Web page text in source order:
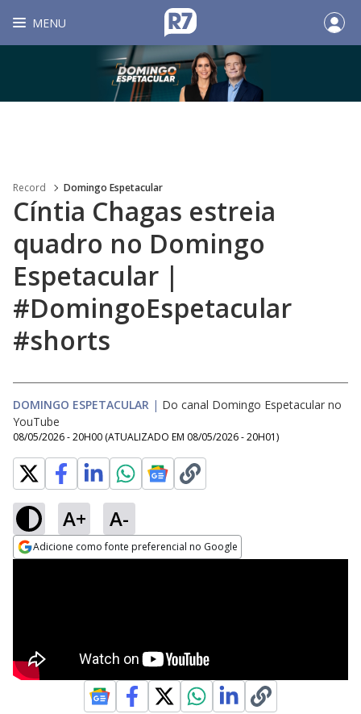
MENU
Record Domingo Espetacular
Cíntia Chagas estreia
quadro no Domingo
Espetacular |
#DomingoEspetacular
#shorts
DOMINGO ESPETACULAR | Do canal Domingo Espetacular no
YouTube
08/05/2026 - 20H00 (ATUALIZADO EM 08/05/2026 - 20H01)
A+ A-
Adicione como fonte preferencial no Google